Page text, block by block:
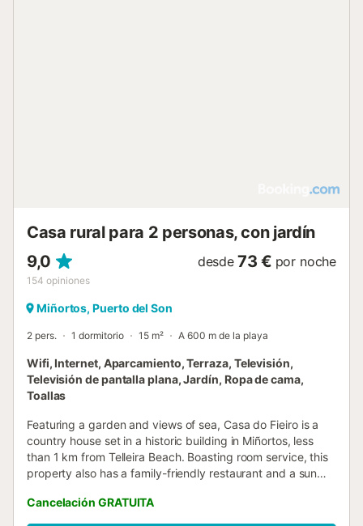
Casa rural para 2 personas, con jardín
9,0
154 opiniones
desde 73 € por noche
Miñortos, Puerto del Son
2 pers. 1 dormitorio 15 m² A 600 m de la playa
Wifi, Internet, Aparcamiento, Terraza, Televisión,
Televisión de pantalla plana, Jardín, Ropa de cama,
Toallas
Featuring a garden and views of sea, Casa do Fieiro is a
country house set in a historic building in Miñortos, less
than 1 km from Telleira Beach. Boasting room service, this
property also has a family-friendly restaurant and a sun
Cancelación GRATUITA